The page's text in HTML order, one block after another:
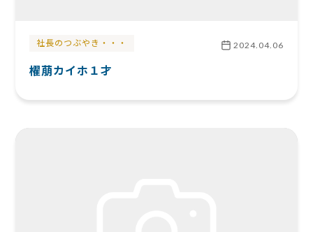
社長のつぶやき・・・ 2024.04.06
櫂萠カイホ１才